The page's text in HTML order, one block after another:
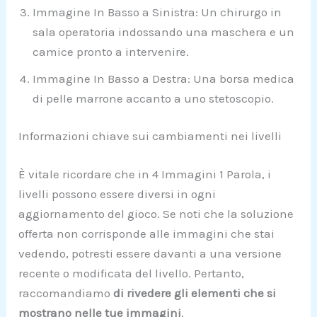
Immagine In Basso a Sinistra: Un chirurgo in
sala operatoria indossando una maschera e un
camice pronto a intervenire.
Immagine In Basso a Destra: Una borsa medica
di pelle marrone accanto a uno stetoscopio.
Informazioni chiave sui cambiamenti nei livelli
È vitale ricordare che in 4 Immagini 1 Parola, i
livelli possono essere diversi in ogni
aggiornamento del gioco. Se noti che la soluzione
offerta non corrisponde alle immagini che stai
vedendo, potresti essere davanti a una versione
recente o modificata del livello. Pertanto,
raccomandiamodi rivedere gli elementi che si
mostrano nelle tue immagini.